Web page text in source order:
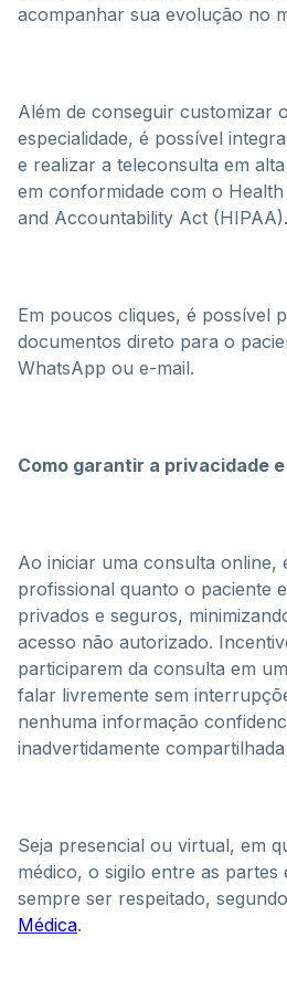
acompanhar sua evolução no
Além de conseguir customizar
especialidade, é possível
e realizar a teleconsulta em
em conformidade com o
and Accountability Act (HIPAA).
Em poucos cliques, é possível
documentos direto para o
WhatsApp ou e-mail.
Como garantir a privacidade
Ao iniciar uma consulta online,
profissional quanto o paciente
privados e seguros,
acesso não autorizado.
participarem da consulta em
falar livremente sem
nenhuma informação
inadvertidamente
Seja presencial ou virtual, em
médico, o sigilo entre as partes
sempre ser respeitado,
Médica.